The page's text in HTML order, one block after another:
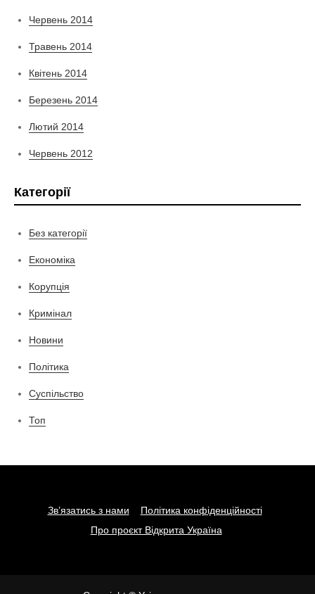
Червень 2014
Травень 2014
Квітень 2014
Березень 2014
Лютий 2014
Червень 2012
Категорії
Без категорії
Економіка
Корупція
Кримінал
Новини
Політика
Суспільство
Топ
Зв’язатись з нами
Політика конфіденційності
Про проєкт Відкрита Україна